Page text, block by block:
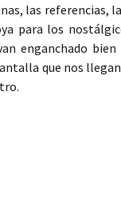
las referencias,
para los
enganchado
que nos